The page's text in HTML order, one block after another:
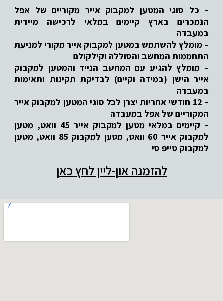
– כל סוגי המטען למקבוק אייר מקוריים של אפל
הנמכרים בארץ קיימים במלאי לרכישה מיידית
במעבדה
– מומלץ להשתמש במטען למקבוק אייר מקורי למניעת
התחממות המחשב והסוללה וקילקולם
– מומלץ להגיע עם המחשב הנייד והמטען למקבוק
אייר הישן (במידה וקיים) לבדיקת תקינות ותאימות
במעבדה
– 12 חודשי אחריות יצרן לכל סוגי המטען למקבוק אייר
המקוריים של אפל במעבדה
– קיימים במלאי מטען למקבוק אייר 45 וואט, מטען
למקבוק אייר 60 וואט, מטען למקבוק 85 וואט, מטען
למקבוק טייפ סי
להזמנה און-ליין לחץ כאן